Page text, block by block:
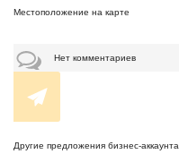
Местоположение на карте
Нет комментариев
Другие предложения бизнес-аккаунта